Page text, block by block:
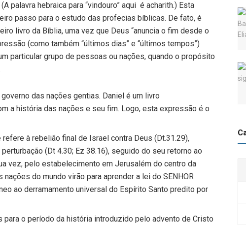
palavra hebraica para “vindouro” aqui é acharith.) Esta
passo para o estudo das profecias bíblicas. De fato, é
livro da Bíblia, uma vez que Deus “anuncia o fim desde o
(como também “últimos dias” e “últimos tempos”)
particular grupo de pessoas ou nações, quando o propósito
das nações gentias. Daniel é um livro
a história das nações e seu fim. Logo, esta expressão é o
refere à rebelião final de Israel contra Deus (Dt.31.29),
(Dt 4.30; Ez 38.16), seguido do seu retorno ao
vez, pelo estabelecimento em Jerusalém do centro da
do mundo virão para aprender a lei do SENHOR
ao derramamento universal do Espírito Santo predito por
para o período da história introduzido pelo advento de Cristo